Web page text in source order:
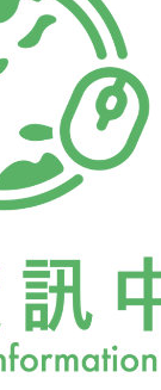
問公司得標；第
公司得標；第四
問公司得標；第